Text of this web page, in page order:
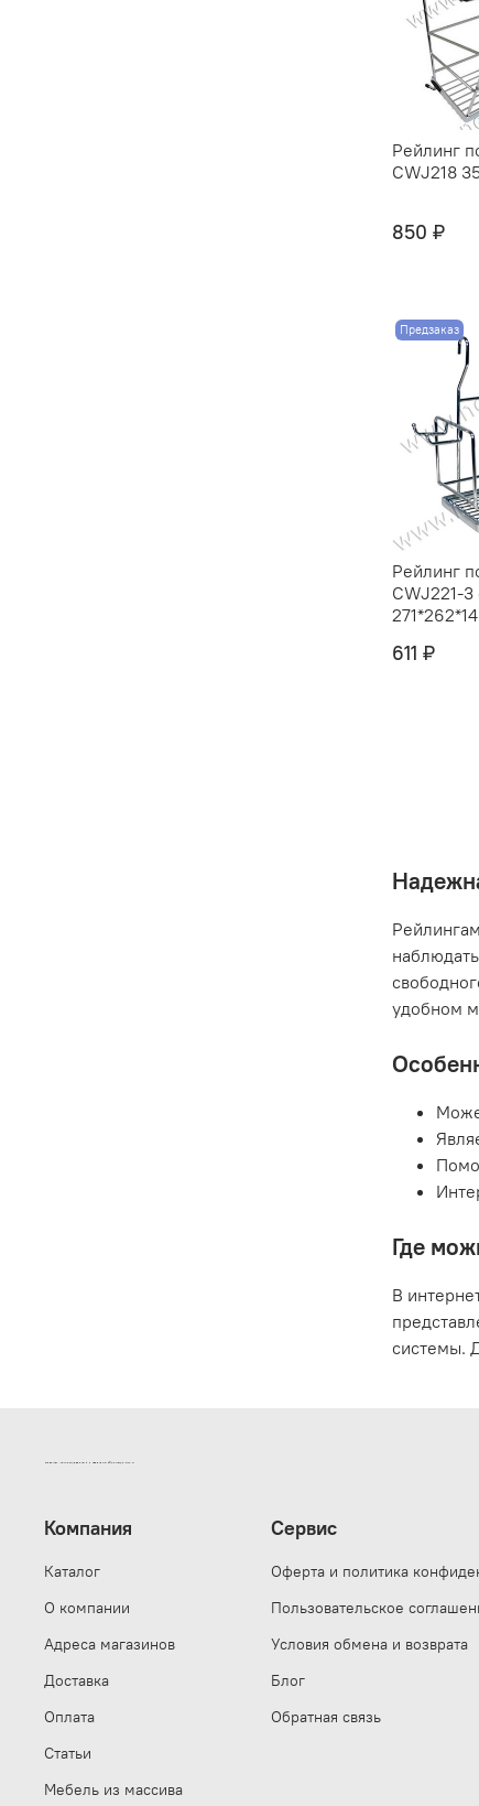
Рейлинг
CWJ218
850 ₽
Предзаказ
Рейлинг
CWJ221-
611 ₽
удобном
Где
В
системы.
ИНТЕРНЕТ-МАГАЗИН ДВЕРНОЙ И МЕБЕЛЬНОЙ ФУРНИТУРЫ САМ
Компания
Каталог
О компании
Адреса магазинов
Доставка
Оплата
Статьи
Мебель из массива
Сервис
Оферта и политика
Пользовательское
Условия обмена и возврата
Блог
Обратная связь